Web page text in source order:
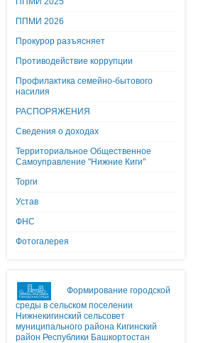
ППМИ 2026
Прокурор разъясняет
Противодействие коррупции
Профилактика семейно-бытового
насилия
РАСПОРЯЖЕНИЯ
Сведения о доходах
Территориальное Общественное
Самоуправление "Нижние Киги"
Торги
Устав
ФНС
Фотогалерея
Формирование городской
среды в сельском поселении
Нижнекигинский сельсовет
муниципального района Кигинский
район Республики Башкортостан